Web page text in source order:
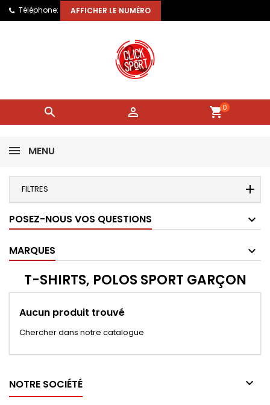
Téléphone: AFFICHER LE NUMÉRO
  shopping_cart0
MENU
FILTRES
POSEZ-NOUS VOS QUESTIONS
MARQUES
T-SHIRTS, POLOS SPORT GARÇON
Aucun produit trouvé
Chercher dans notre catalogue
NOTRE SOCIÉTÉ 